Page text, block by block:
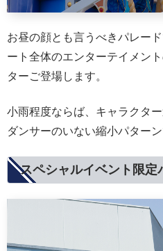
お昼の顔とも言うべきパレー
ート全体のエンターテイメン
ターご登場します。
小雨程度ならば、キャラクタ
ダンサーのいない縮小パターン
スペシャルイベント限定